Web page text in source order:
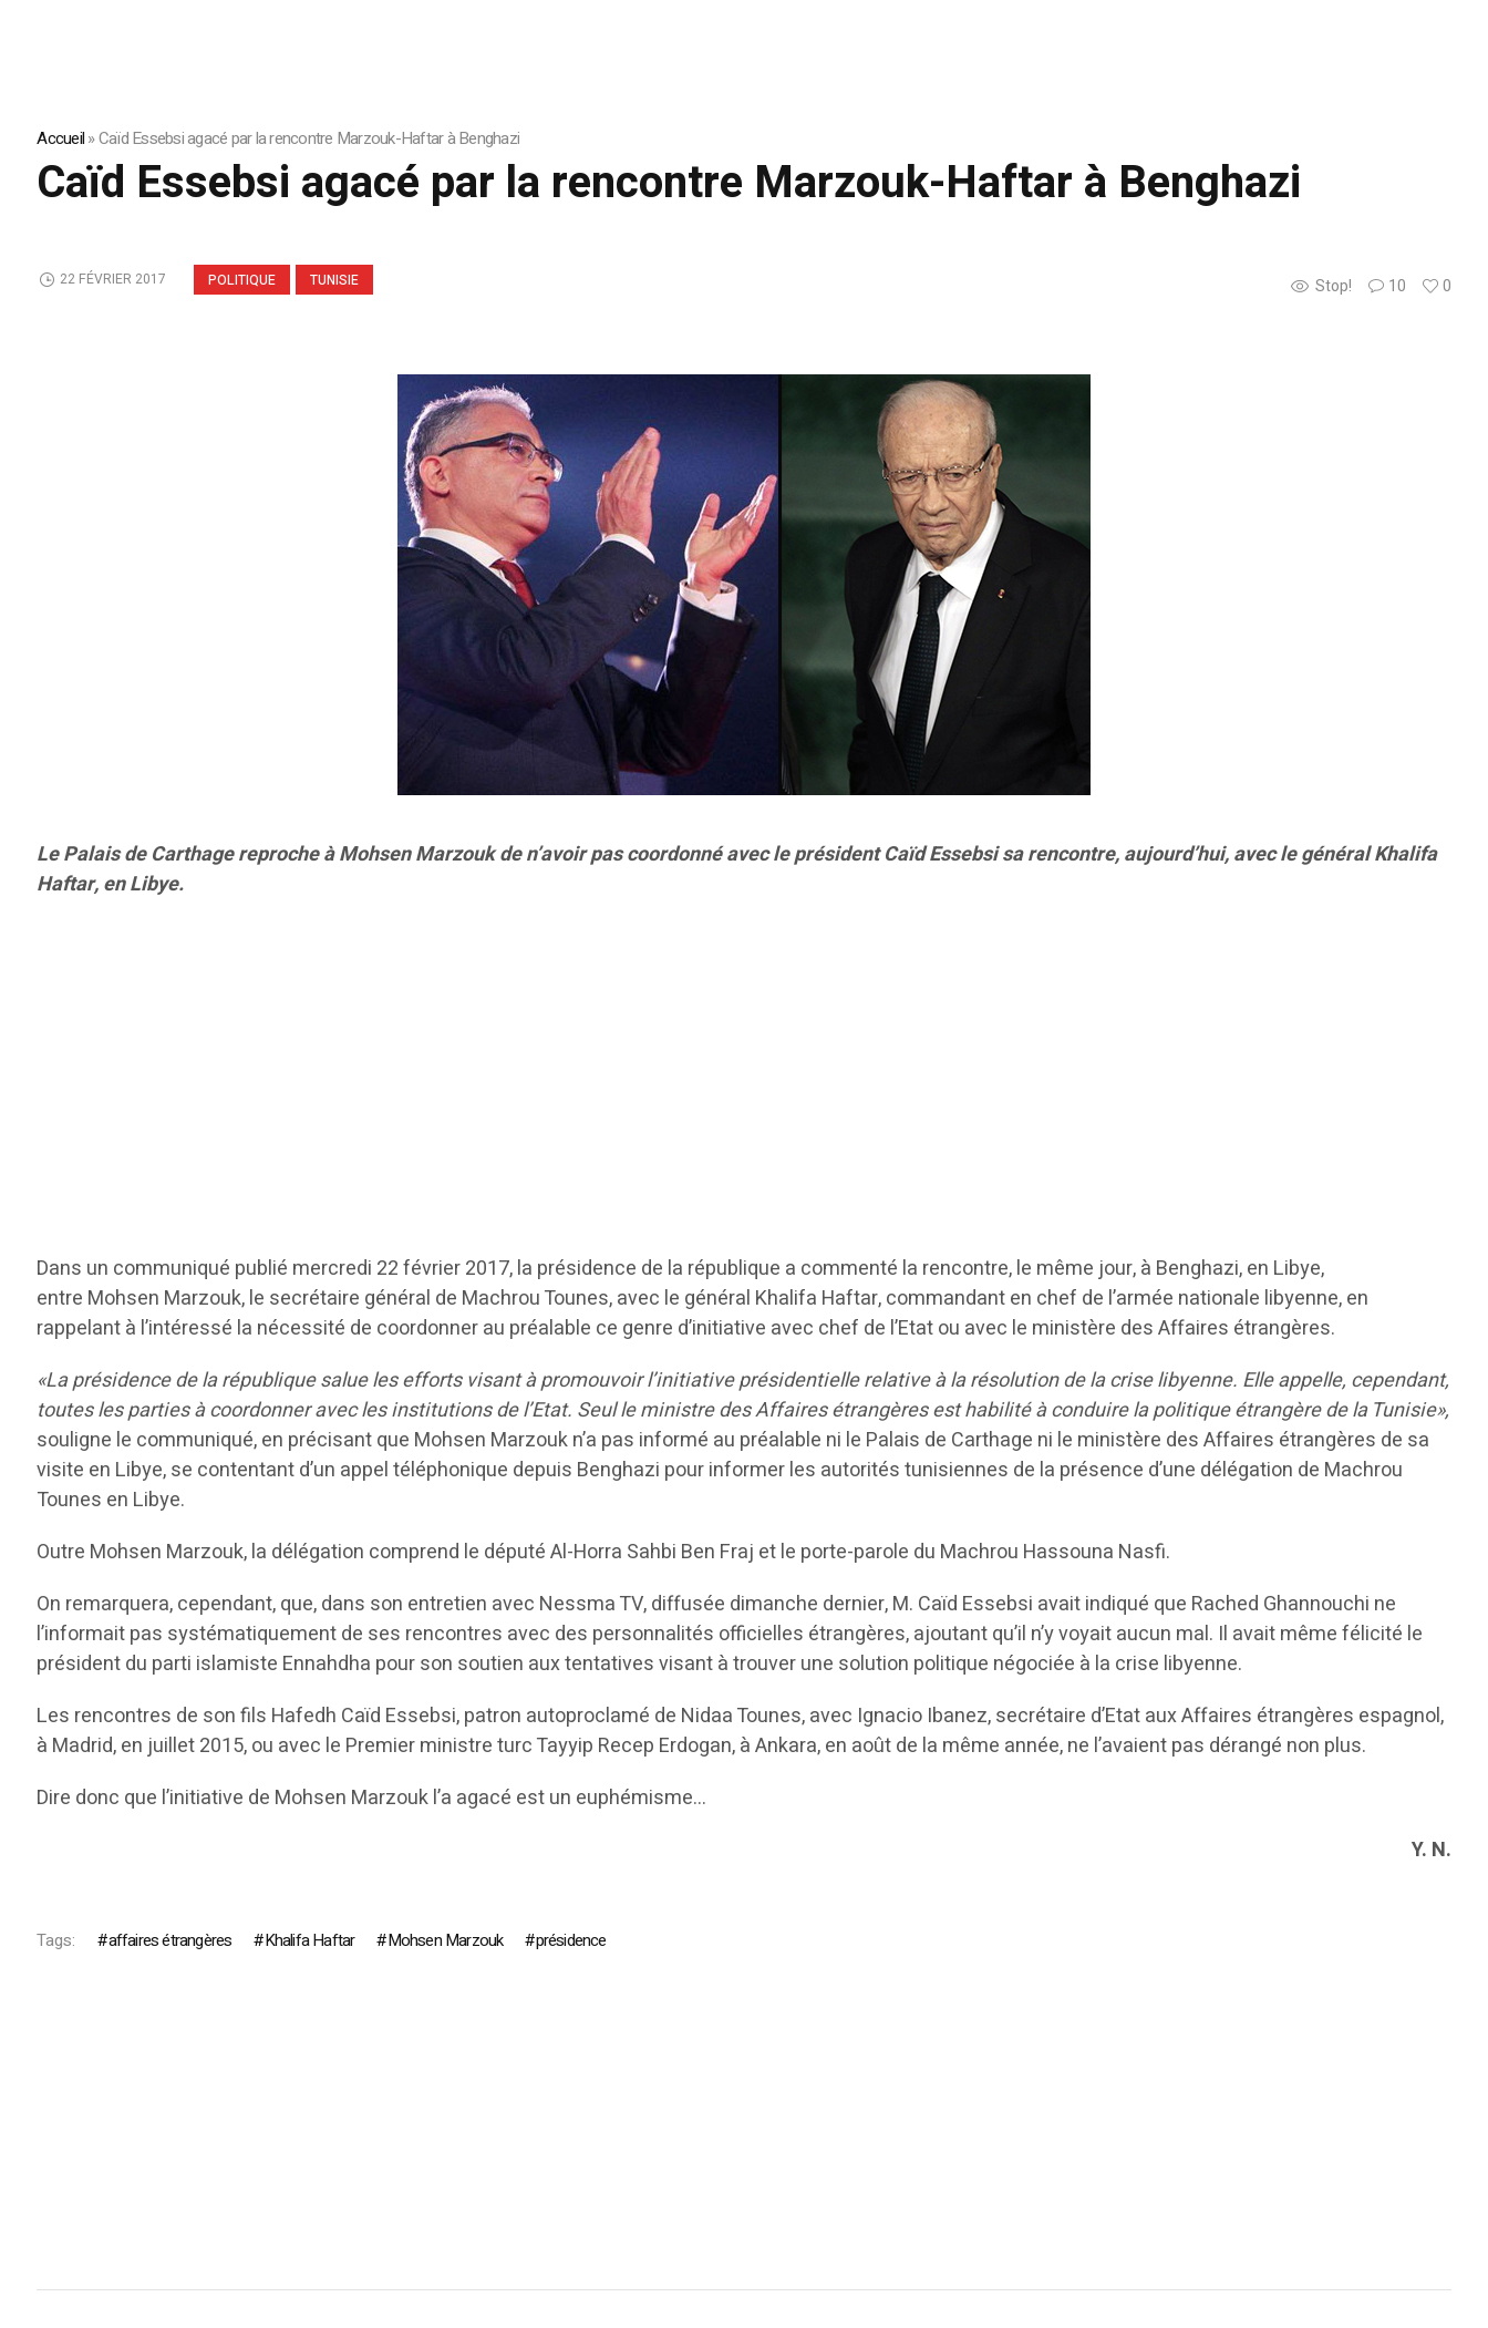
Accueil»Caïd Essebsi agacé par la rencontre Marzouk-Haftar à Benghazi
Caïd Essebsi agacé par la rencontre Marzouk-Haftar à Benghazi
POLITIQUE TUNISIE Stop! 10 0
22 FÉVRIER 2017
Le Palais de Carthage reproche à Mohsen Marzouk de n’avoir pas coordonné avec le président Caïd Essebsi sa rencontre, aujourd’hui, avec le général Khalifa
Haftar, en Libye.
Dans un communiqué publié mercredi 22 février 2017, la présidence de la république a commenté la rencontre, le même jour, à Benghazi, en Libye,
entre Mohsen Marzouk, le secrétaire général de Machrou Tounes, avec le général Khalifa Haftar, commandant en chef de l’armée nationale libyenne, en
rappelant à l’intéressé la nécessité de coordonner au préalable ce genre d’initiative avec chef de l’Etat ou avec le ministère des Affaires étrangères.
«La présidence de la république salue les efforts visant à promouvoir l’initiative présidentielle relative à la résolution de la crise libyenne. Elle appelle, cependant,
toutes les parties à coordonner avec les institutions de l’Etat. Seul le ministre des Affaires étrangères est habilité à conduire la politique étrangère de la Tunisie»,
souligne le communiqué, en précisant que Mohsen Marzouk n’a pas informé au préalable ni le Palais de Carthage ni le ministère des Affaires étrangères de sa
visite en Libye, se contentant d’un appel téléphonique depuis Benghazi pour informer les autorités tunisiennes de la présence d’une délégation de Machrou
Tounes en Libye.
Outre Mohsen Marzouk, la délégation comprend le député Al-Horra Sahbi Ben Fraj et le porte-parole du Machrou Hassouna Nasfi.
On remarquera, cependant, que, dans son entretien avec Nessma TV, diffusée dimanche dernier, M. Caïd Essebsi avait indiqué que Rached Ghannouchi ne
l’informait pas systématiquement de ses rencontres avec des personnalités officielles étrangères, ajoutant qu’il n’y voyait aucun mal. Il avait même félicité le
président du parti islamiste Ennahdha pour son soutien aux tentatives visant à trouver une solution politique négociée à la crise libyenne.
Les rencontres de son fils Hafedh Caïd Essebsi, patron autoproclamé de Nidaa Tounes, avec Ignacio Ibanez, secrétaire d’Etat aux Affaires étrangères espagnol,
à Madrid, en juillet 2015, ou avec le Premier ministre turc Tayyip Recep Erdogan, à Ankara, en août de la même année, ne l’avaient pas dérangé non plus.
Dire donc que l’initiative de Mohsen Marzouk l’a agacé est un euphémisme…
Y. N.
Tags: affaires étrangères Khalifa Haftar Mohsen Marzouk présidence